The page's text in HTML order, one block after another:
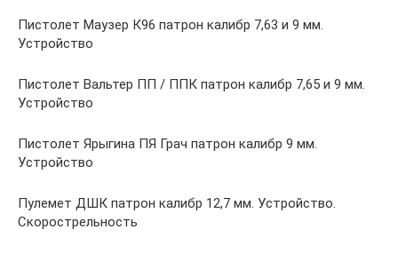
Пистолет Маузер К96 патрон калибр 7,63 и 9 мм.
Устройство
Пистолет Вальтер ПП / ППК патрон калибр 7,65 и 9 мм.
Устройство
Пистолет Ярыгина ПЯ Грач патрон калибр 9 мм.
Устройство
Пулемет ДШК патрон калибр 12,7 мм. Устройство.
Скорострельность